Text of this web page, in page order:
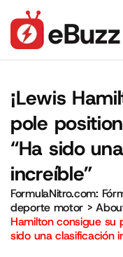
¡Lewis
pole
“Ha sido
increíble”
FormulaNitro.com:
deporte motor >
Hamilton consigue su
sido una clasificación